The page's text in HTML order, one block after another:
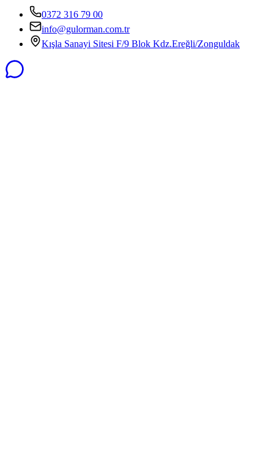
0372 316 79 00
info@gulorman.com.tr
Kışla Sanayi Sitesi F/9 Blok Kdz.Ereğli/Zonguldak